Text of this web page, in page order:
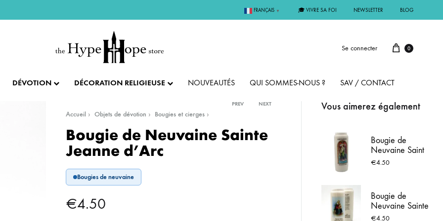
FRANÇAIS ▼ 🎓 VIVRE SA FOI NEWSLETTER BLOG
Se connecter 0
COLLECTION IMPÉRIALE
AUTRES BIJOUX
BAGUES
DÉVOTION
FÊTES ET LITURGIE
💝 SAINT VALENTIN
✝️ PÂQUES ET SEMAINE SAINTE
SACREMENTS
DÉCORATION RELIGIEUSE NOUVEAUTÉS QUI SOMMES-NOUS ? SAV / CONTACT
Accueil Objets de dévotion Bougies et cierges
PREV NEXT
Bougie de Neuvaine Sainte
Jeanne d’Arc
Bougies de neuvaine
€4.50
Vous aimerez également
Bougie de
Neuvaine Saint
Raphaël avec
€4.50
Bougie de
Neuvaine Sainte
Anne
€4.50